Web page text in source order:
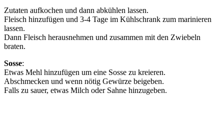
Zutaten aufkochen und dann abkühlen lassen.
Fleisch hinzufügen und 3-4 Tage im Kühlschrank zum marinieren
lassen.
Dann Fleisch herausnehmen und zusammen mit den Zwiebeln
braten.
Sosse:
Etwas Mehl hinzufügen um eine Sosse zu kreieren.
Abschmecken und wenn nötig Gewürze beigeben.
Falls zu sauer, etwas Milch oder Sahne hinzugeben.